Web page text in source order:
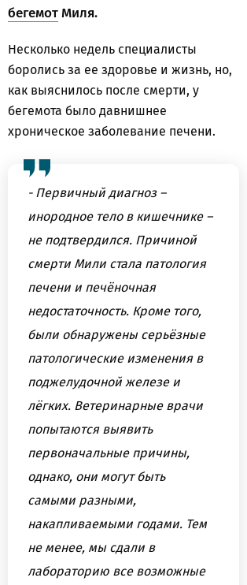
бегемотМиля.
Несколько недель специалисты
боролись за ее здоровье и жизнь, но,
как выяснилось после смерти, у
бегемота было давнишнее
хроническое заболевание печени.
- Первичный диагноз –
инородное тело в кишечнике –
не подтвердился. Причиной
смерти Мили стала патология
печени и печёночная
недостаточность. Кроме того,
были обнаружены серьёзные
патологические изменения в
поджелудочной железе и
лёгких. Ветеринарные врачи
попытаются выявить
первоначальные причины,
однако, они могут быть
самыми разными,
накапливаемыми годами. Тем
не менее, мы сдали в
лабораторию все возможные